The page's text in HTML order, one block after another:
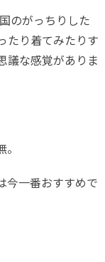
のがっちりした
たり着てみたりす
議な感覚がありま
。
今一番おすすめで